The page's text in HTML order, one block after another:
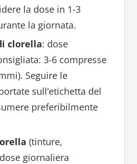
la dose in 1-3
la giornata.
clorella: dose
3-6 compresse
Seguire le
sull’etichetta del
preferibilmente
(tinture,
giornaliera